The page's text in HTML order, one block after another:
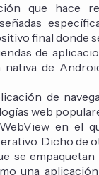
que hace
final donde
de
de
de
web
en el
Dicho de
se
una